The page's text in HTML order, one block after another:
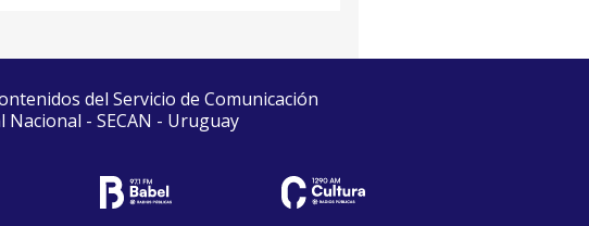
del Servicio de Comunicación
Nacional - SECAN - Uruguay